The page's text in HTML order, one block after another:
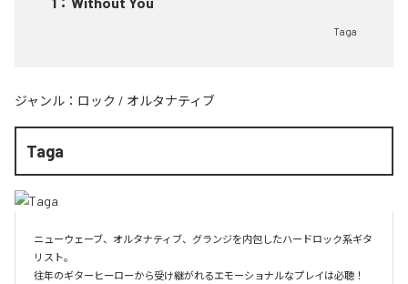
Taga
ジャンル： ロック / オルタナティブ
Taga
ニューウェーブ、オルタナティブ、グランジを内包したハードロック系ギタ
リスト。
往年のギターヒーローから受け継がれるエモーショナルなプレイは必聴！